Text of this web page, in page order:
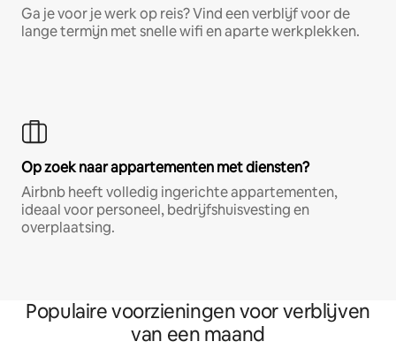
Ga je voor je werk op reis? Vind een verblijf voor de
lange termijn met snelle wifi en aparte werkplekken.
Op zoek naar appartementen met diensten?
Airbnb heeft volledig ingerichte appartementen,
ideaal voor personeel, bedrijfshuisvesting en
overplaatsing.
Populaire voorzieningen voor verblijven
van een maand